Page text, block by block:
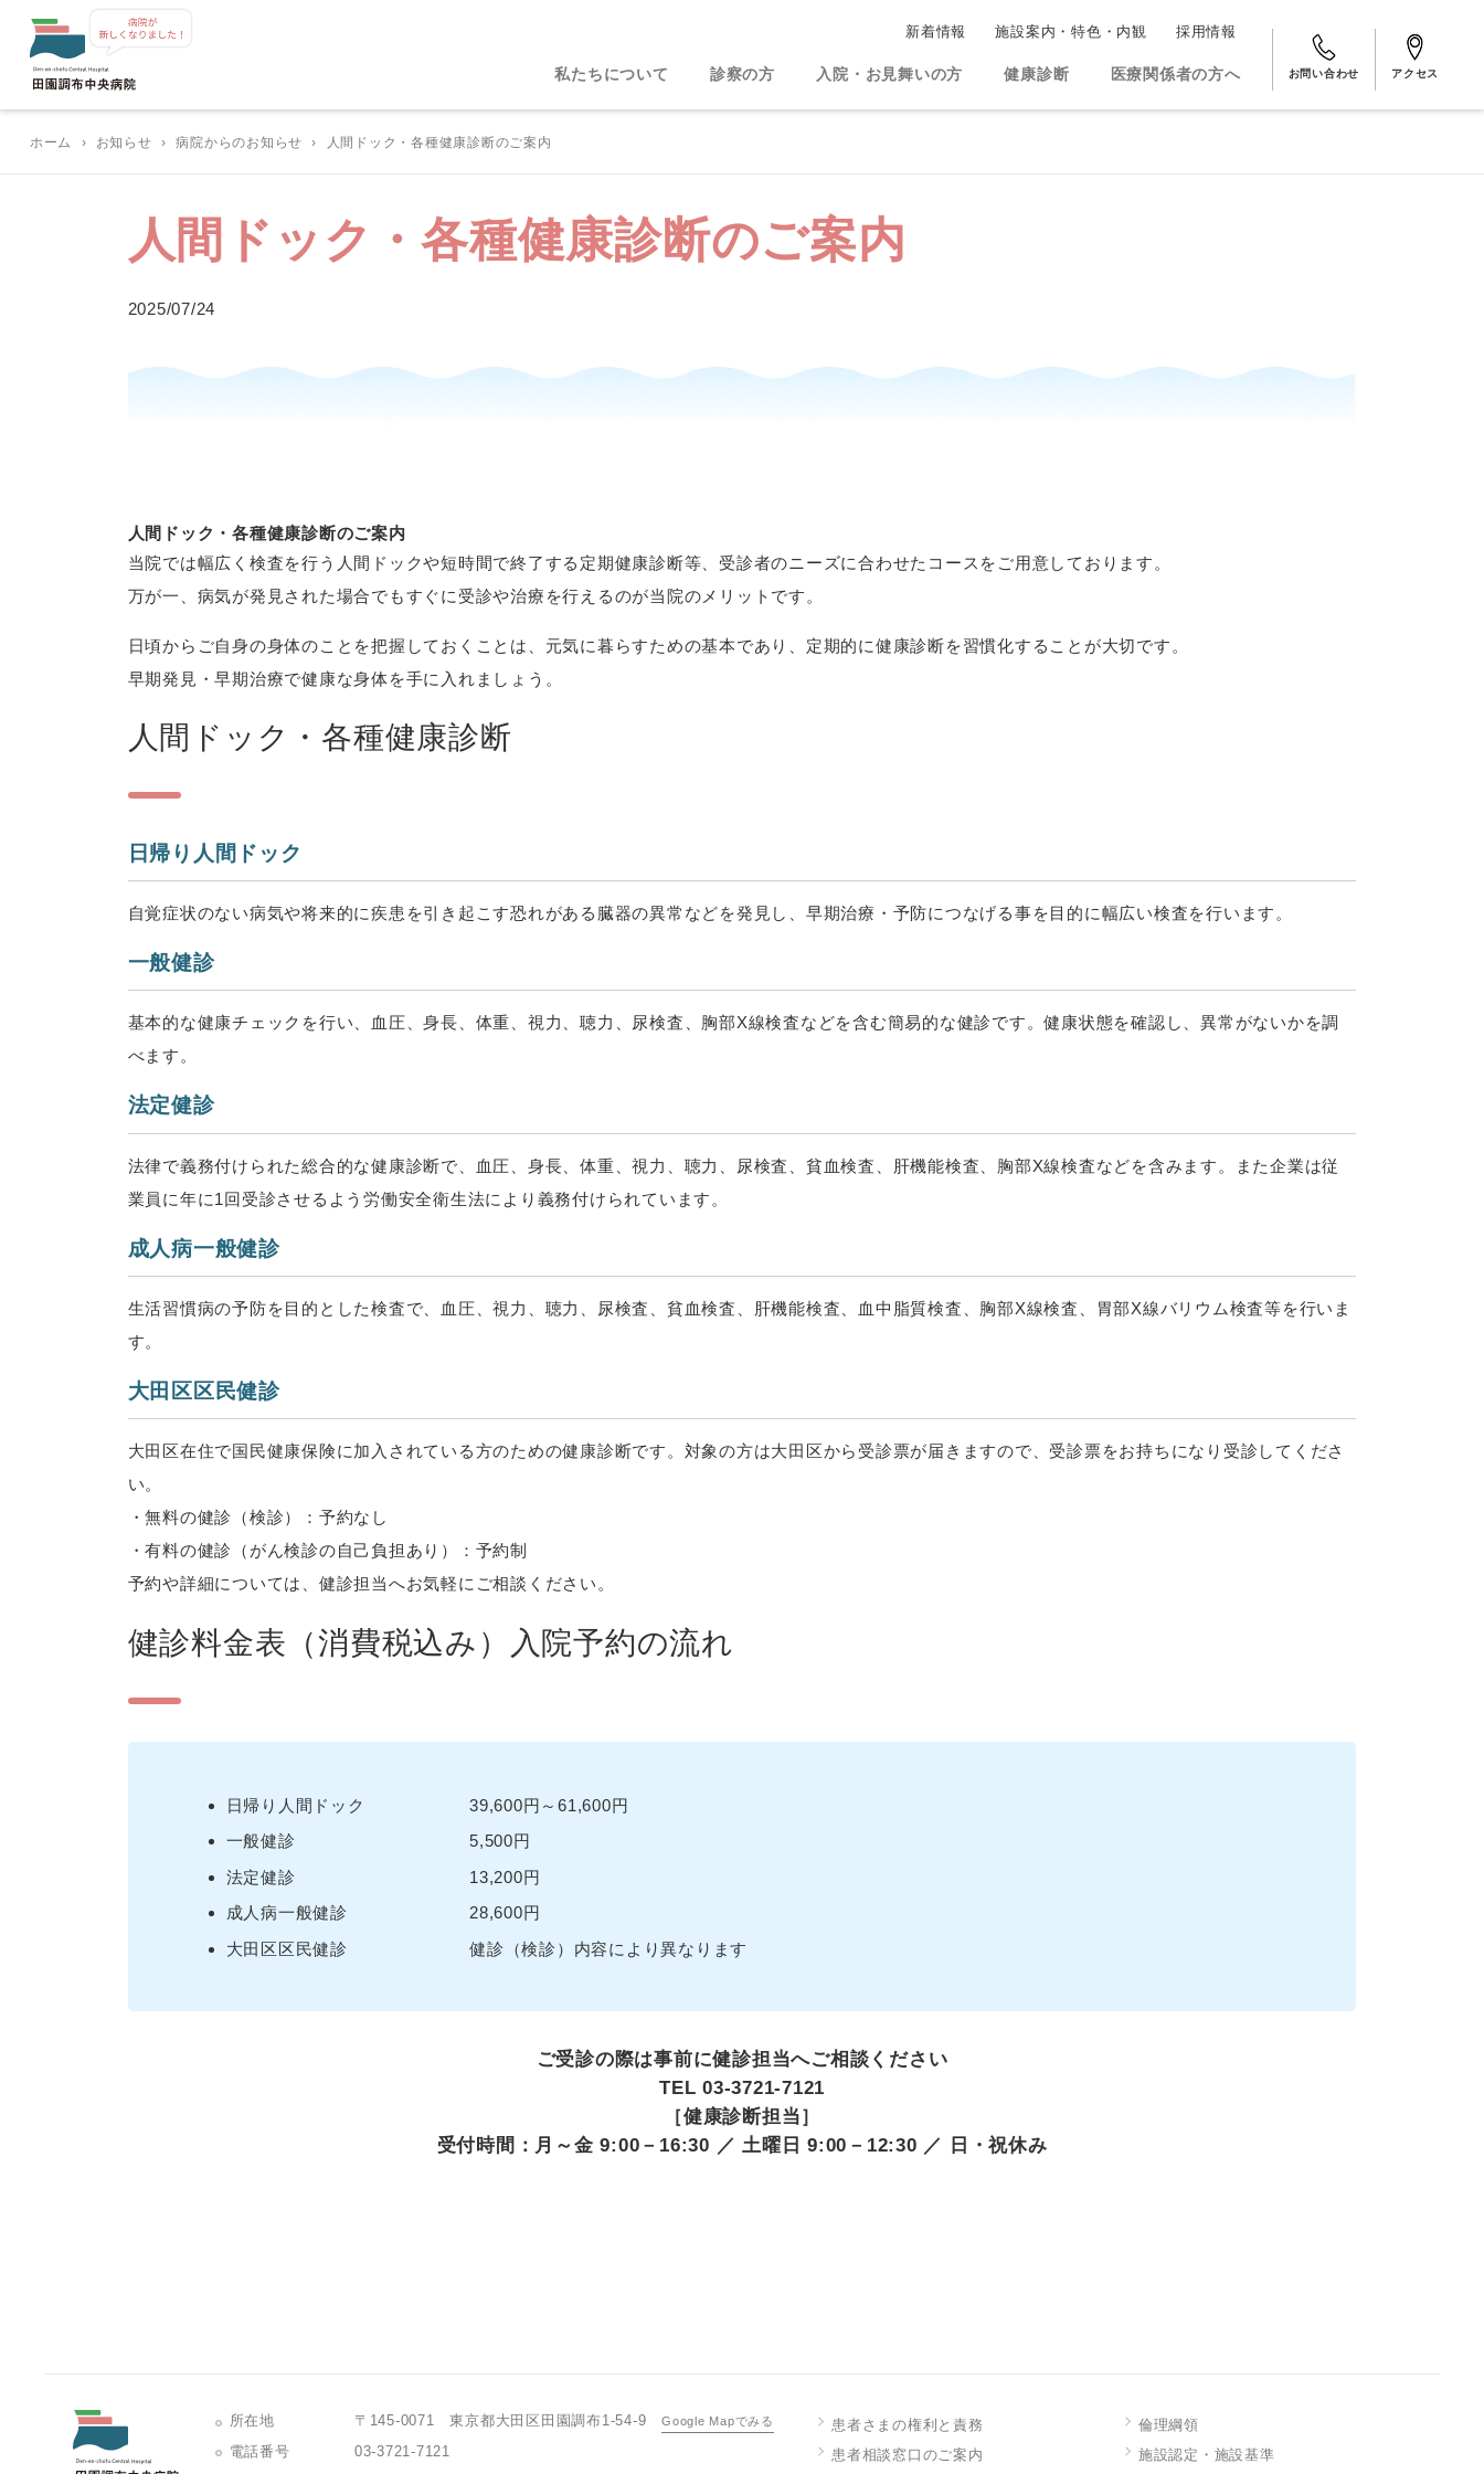
新着情報 施設案内・特色・内観 採用情報
私たちについて 診察の方 入院・お見舞いの方 健康診断 医療関係者の方へ お問い合わせ アクセス
ホーム › お知らせ › 病院からのお知らせ › 人間ドック・各種健康診断のご案内
人間ドック・各種健康診断のご案内
2025/07/24
人間ドック・各種健康診断のご案内
当院では幅広く検査を行う人間ドックや短時間で終了する定期健康診断等、受診者のニーズに合わせたコースをご用意しております。
万が一、病気が発見された場合でもすぐに受診や治療を行えるのが当院のメリットです。
日頃からご自身の身体のことを把握しておくことは、元気に暮らすための基本であり、定期的に健康診断を習慣化することが大切です。
早期発見・早期治療で健康な身体を手に入れましょう。
人間ドック・各種健康診断
日帰り人間ドック
自覚症状のない病気や将来的に疾患を引き起こす恐れがある臓器の異常などを発見し、早期治療・予防につなげる事を目的に幅広い検査を行います。
一般健診
基本的な健康チェックを行い、血圧、身長、体重、視力、聴力、尿検査、胸部X線検査などを含む簡易的な健診です。健康状態を確認し、異常がないかを調
べます。
法定健診
法律で義務付けられた総合的な健康診断で、血圧、身長、体重、視力、聴力、尿検査、貧血検査、肝機能検査、胸部X線検査などを含みます。また企業は従
業員に年に1回受診させるよう労働安全衛生法により義務付けられています。
成人病一般健診
生活習慣病の予防を目的とした検査で、血圧、視力、聴力、尿検査、貧血検査、肝機能検査、血中脂質検査、胸部X線検査、胃部X線バリウム検査等を行いま
す。
大田区区民健診
大田区在住で国民健康保険に加入されている方のための健康診断です。対象の方は大田区から受診票が届きますので、受診票をお持ちになり受診してくださ
い。
・無料の健診（検診）：予約なし
・有料の健診（がん検診の自己負担あり）：予約制
予約や詳細については、健診担当へお気軽にご相談ください。
健診料金表（消費税込み）入院予約の流れ
日帰り人間ドック 39,600円～61,600円
一般健診 5,500円
法定健診 13,200円
成人病一般健診 28,600円
大田区区民健診 健診（検診）内容により異なります
ご受診の際は事前に健診担当へご相談ください
TEL 03-3721-7121
［健康診断担当］
受付時間：月～金 9:00－16:30 ／ 土曜日 9:00－12:30 ／ 日・祝休み
所在地 〒145-0071 東京都大田区田園調布1-54-9Google Mapでみる
電話番号
03-3721-7121
患者さまの権利と責務
患者相談窓口のご案内
倫理綱領
施設認定・施設基準